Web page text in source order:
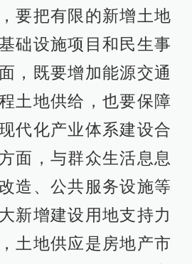
要把有限的新增土地
础设施项目和民生事
，既要增加能源交通
土地供给，也要保障
代化产业体系建设合
面，与群众生活息息
造、公共服务设施等
新增建设用地支持力
土地供应是房地产市